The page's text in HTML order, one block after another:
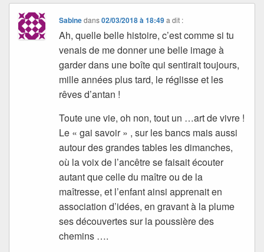
Sabinedans02/03/2018 à 18:49 a dit :
Ah, quelle belle histoire, c’est comme si tu
venais de me donner une belle image à
garder dans une boîte qui sentirait toujours,
mille années plus tard, le réglisse et les
rêves d’antan !
Toute une vie, oh non, tout un …art de vivre !
Le « gai savoir » , sur les bancs mais aussi
autour des grandes tables les dimanches,
où la voix de l’ancêtre se faisait écouter
autant que celle du maître ou de la
maîtresse, et l’enfant ainsi apprenait en
association d’idées, en gravant à la plume
ses découvertes sur la poussière des
chemins ….